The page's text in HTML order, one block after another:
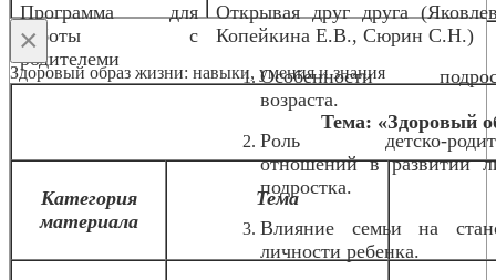
Программа для
работы с
родителеми
Открывая друг друга
Копейкина Е.В., Сюрин С.Н.)
Особенности
возраста.
Роль детско-
отношений в развитии
подростка.
Влияние семьи на
личности ребенка.
×
Здоровый образ жизни: навыки, умения и знания
Тема: «Здоровый
Категория
материала
Тема